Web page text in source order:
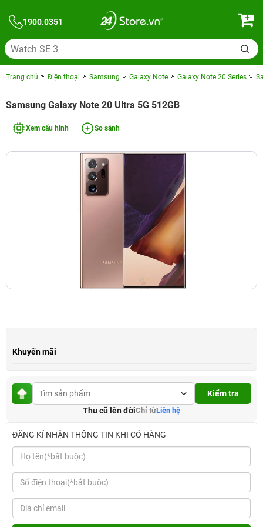
1900.0351
Trang chủ Điện thoại Samsung Galaxy Note Galaxy Note 20 Series
Samsung Galaxy Note 20 Ultra 5G 512GB
Xem cấu hình So sánh
Khuyến mãi
Kiểm tra
Thu cũ lên đờiChỉ từLiên hệ
ĐĂNG KÍ NHẬN THÔNG TIN KHI CÓ HÀNG